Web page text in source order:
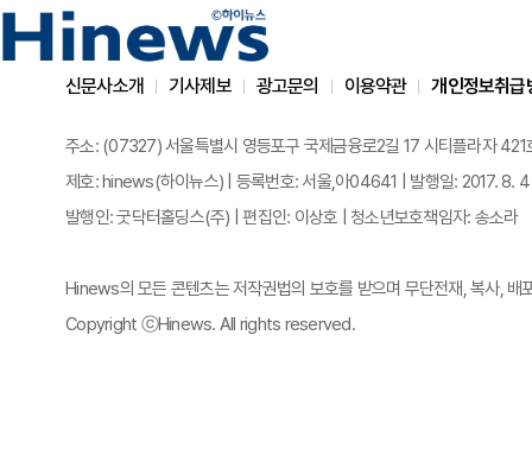
신문사소개 기사제보 광고문의 이용약관 개인정보취급
주소: (07327) 서울특별시 영등포구 국제금융로2길 17 시티플라자
제호: hinews(하이뉴스) | 등록번호: 서울,아04641 | 발행일: 2017. 8. 4
발행인: 굿닥터홀딩스(주) | 편집인: 이상호 | 청소년보호책임자: 송소라
Hinews의 모든 콘텐츠는 저작권법의 보호를 받으며 무단전재, 복사, 배
Copyright ⓒHinews. All rights reserved.